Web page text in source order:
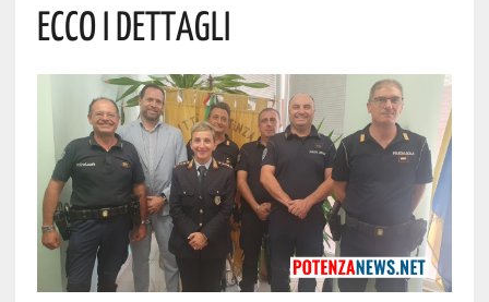
Ecco I Dettagli